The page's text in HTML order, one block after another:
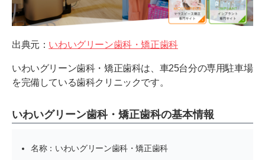
出典元： いわいグリーン歯科・矯正歯科
いわいグリーン歯科・矯正歯科は、車25台分の専用駐車場
を完備している歯科クリニックです。
いわいグリーン歯科・矯正歯科の基本情報
名称：いわいグリーン歯科・矯正歯科